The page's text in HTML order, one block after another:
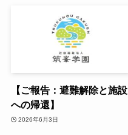
【ご報告：避難解除と施設
への帰還】​
2026年6月3日